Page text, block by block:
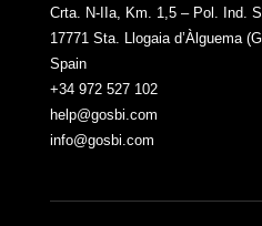
Crta. N-IIa, Km. 1,5 – Pol. Ind.
17771 Sta. Llogaia d’Àlguema
Spain
+34 972 527 102
help@gosbi.com
info@gosbi.com